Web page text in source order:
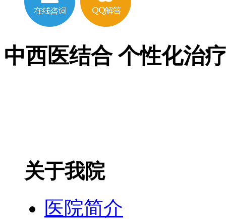
中西医结合 个性化治
关于我院
医院简介